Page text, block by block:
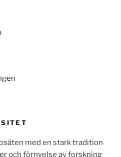
med en stark tradition
och förnyelse av forskning